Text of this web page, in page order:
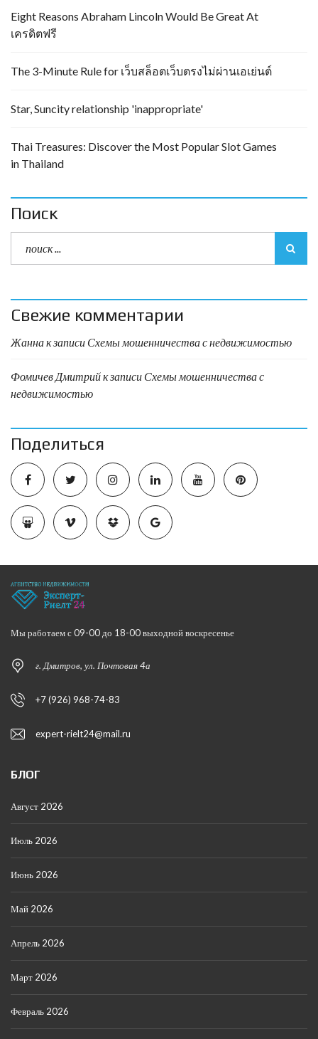
Eight Reasons Abraham Lincoln Would Be Great At
เครดิตฟรี
The 3-Minute Rule for เว็บสล็อตเว็บตรงไม่ผ่านเอเย่นต์
Star, Suncity relationship 'inappropriate'
Thai Treasures: Discover the Most Popular Slot Games
in Thailand
Поиск
Свежие комментарии
Жаннак записи Схемы мошенничества с недвижимостью
Фомичев Дмитрийк записи Схемы мошенничества с
недвижимостью
Поделиться
Мы работаем с 09-00 до 18-00 выходной воскресенье
г. Дмитров, ул. Почтовая 4а
+7 (926) 968-74-83
expert-rielt24@mail.ru
БЛОГ
Август 2026
Июль 2026
Июнь 2026
Май 2026
Апрель 2026
Март 2026
Февраль 2026